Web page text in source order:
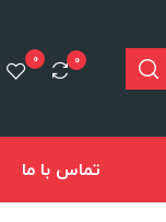
0
0
تماس با ما